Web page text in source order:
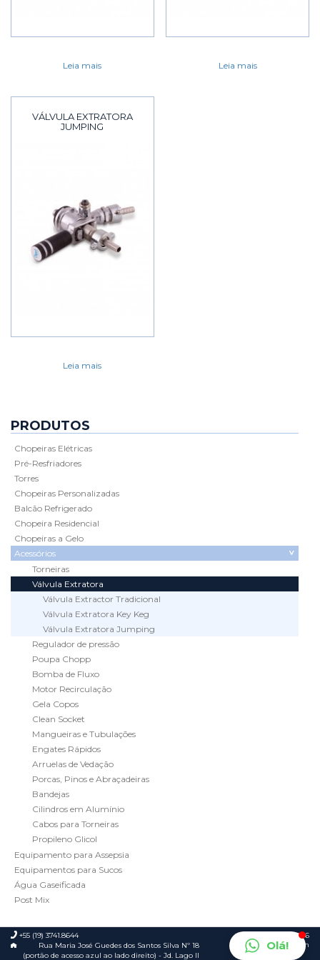
Leia mais Leia mais
VÁLVULA EXTRATORA
JUMPING
Leia mais
PRODUTOS
Chopeiras Elétricas
Pré-Resfriadores
Torres
Chopeiras Personalizadas
Balcão Refrigerado
Chopeira Residencial
Chopeiras a Gelo
Acessórios
Torneiras
Válvula Extratora
Válvula Extractor Tradicional
Válvula Extratora Key Keg
Válvula Extratora Jumping
Regulador de pressão
Poupa Chopp
Bomba de Fluxo
Motor Recirculação
Gela Copos
Clean Socket
Mangueiras e Tubulações
Engates Rápidos
Arruelas de Vedação
Porcas, Pinos e Abraçadeiras
Bandejas
Cilindros em Alumínio
Cabos para Torneiras
Propileno Glicol
Equipamento para Assepsia
Equipamentos para Sucos
Água Gaseificada
Post Mix
+55 (19) 3741.8644
Rua Maria José Guedes dos Santos Silva Nº 18
(portão de acesso azul ao lado direito) - Jd. Lago II
© 2026
Foca.in
Olá!